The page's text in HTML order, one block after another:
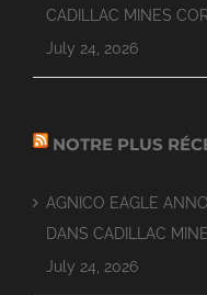
CADILLAC MINES
July 24, 2026
NOTRE PLUS
AGNICO EAGLE
DANS CADILLAC
July 24, 2026